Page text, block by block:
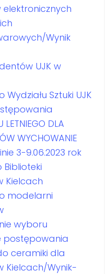
Wynik
UJK w
Sztuki UJK
DLA
WYCHOWANIE
3-9.06.2023 rok
Kielcach
modelarni
wyboru
postępowania
ceramiki dla
Kielcach/Wynik-